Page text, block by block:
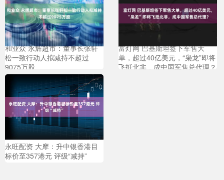
和业众 永辉超市：董事长张轩
松一致行动人拟减持不超过
9075万股
富灯网 巴基斯坦签下军售大
单，超过40亿美元，“枭龙”即将
飞抵北非，成中国军售总代理？
永旺配资 大摩：升中银香港目
标价至357港元 评级“减持”